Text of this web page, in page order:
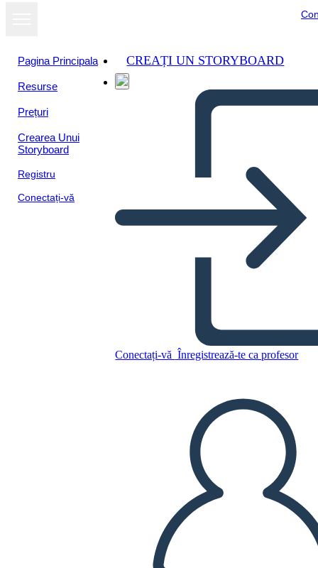
Pagina Principala
Resurse
Prețuri
Crearea Unui
Storyboard
Registru
Conectați-vă
CREAȚI UN STORYBOARD
Conectați-vă Înregistrează-te ca profesor
הבחירות של 1800 - המועמדים
CREAȚI UN STORYBOARD
REDAȚI PREZENTAREA DE DIAPOZITIVE
CITESTE-MI